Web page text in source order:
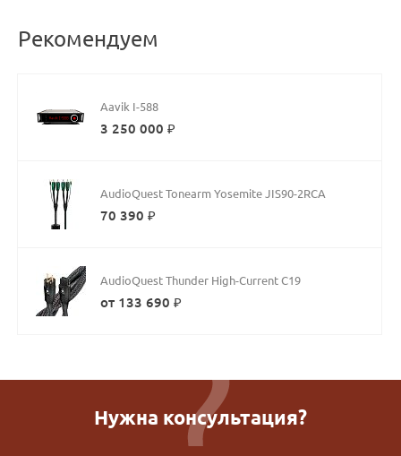
Рекомендуем
Aavik I-588
3 250 000 ₽
AudioQuest Tonearm Yosemite JIS90-2RCA
70 390 ₽
AudioQuest Thunder High-Current C19
от 133 690 ₽
Нужна консультация?